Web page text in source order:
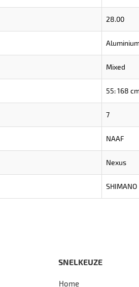
28.00
Mixed
55: 168
7
NAAF
Nexus
SHIMANO
SNELKEUZE
Home